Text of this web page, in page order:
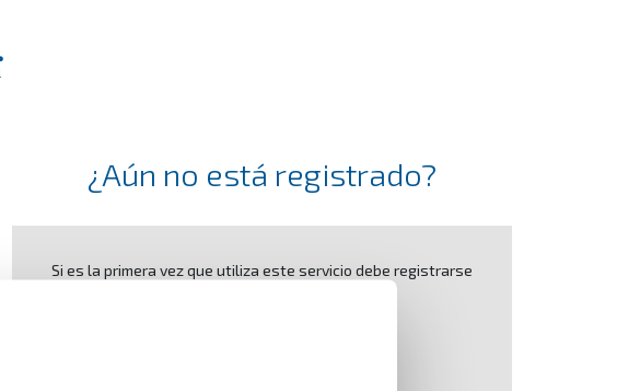
¿Aún no está registrado?
Si es la primera vez que utiliza este servicio debe registrarse